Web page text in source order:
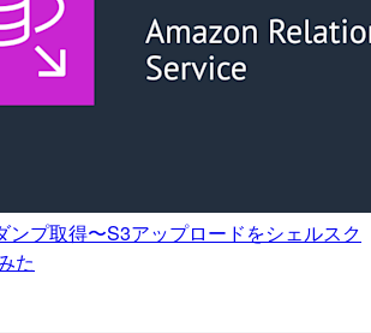
ンプ取得〜S3アップロードをシェルスク
た